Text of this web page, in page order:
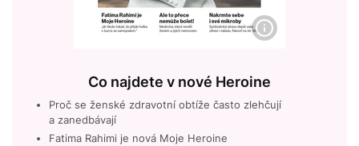
Co najdete v nové Heroine
Proč se ženské zdravotní obtíže často zlehčují
a zanedbávají
Fatima Rahimi je nová Moje Heroine